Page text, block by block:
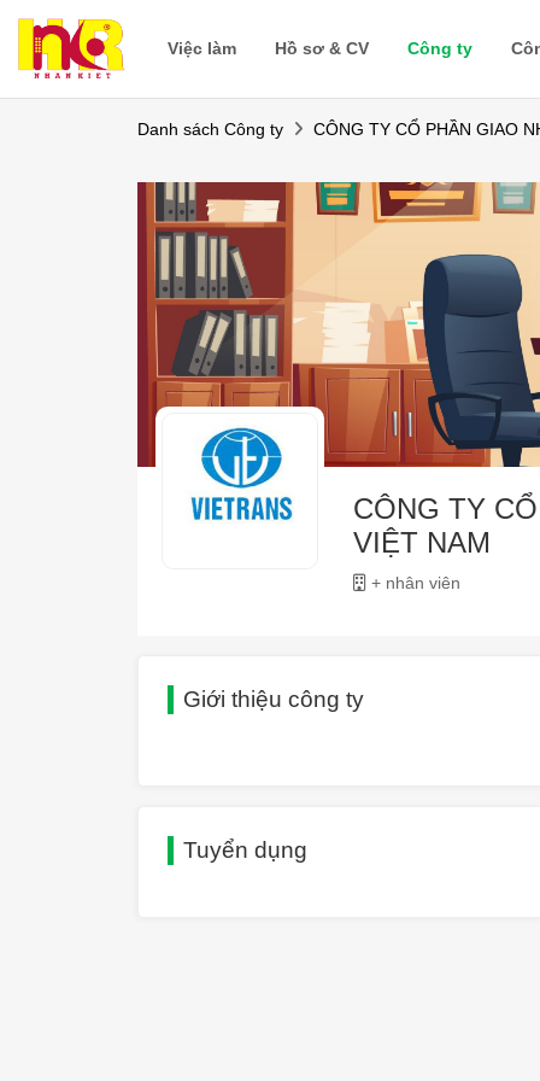
Việc làm Hồ sơ & CV Công ty
Danh sách Công ty CÔNG TY CỔ PHẦN GIAO
CÔNG TY
VIỆT NAM
+ nhân viên
Giới thiệu công ty
Tuyển dụng